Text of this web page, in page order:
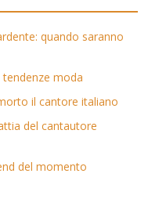
quando saranno
moda
il cantore italiano
del cantautore
del momento